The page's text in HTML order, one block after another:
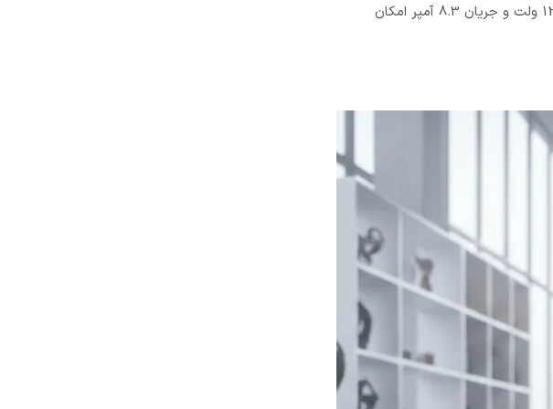
پایدار و قابل اطمینانی برای انواع ابزارهای برقی و تجهیزات حساس فراهم کند. علاوه بر این، وجود خروجی DC با ولتاژ 12 ولت و جریان 8.3 آمپر امکان